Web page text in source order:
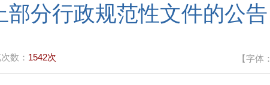
部分行政规范性文件的公告
数： 1542次 【字体：